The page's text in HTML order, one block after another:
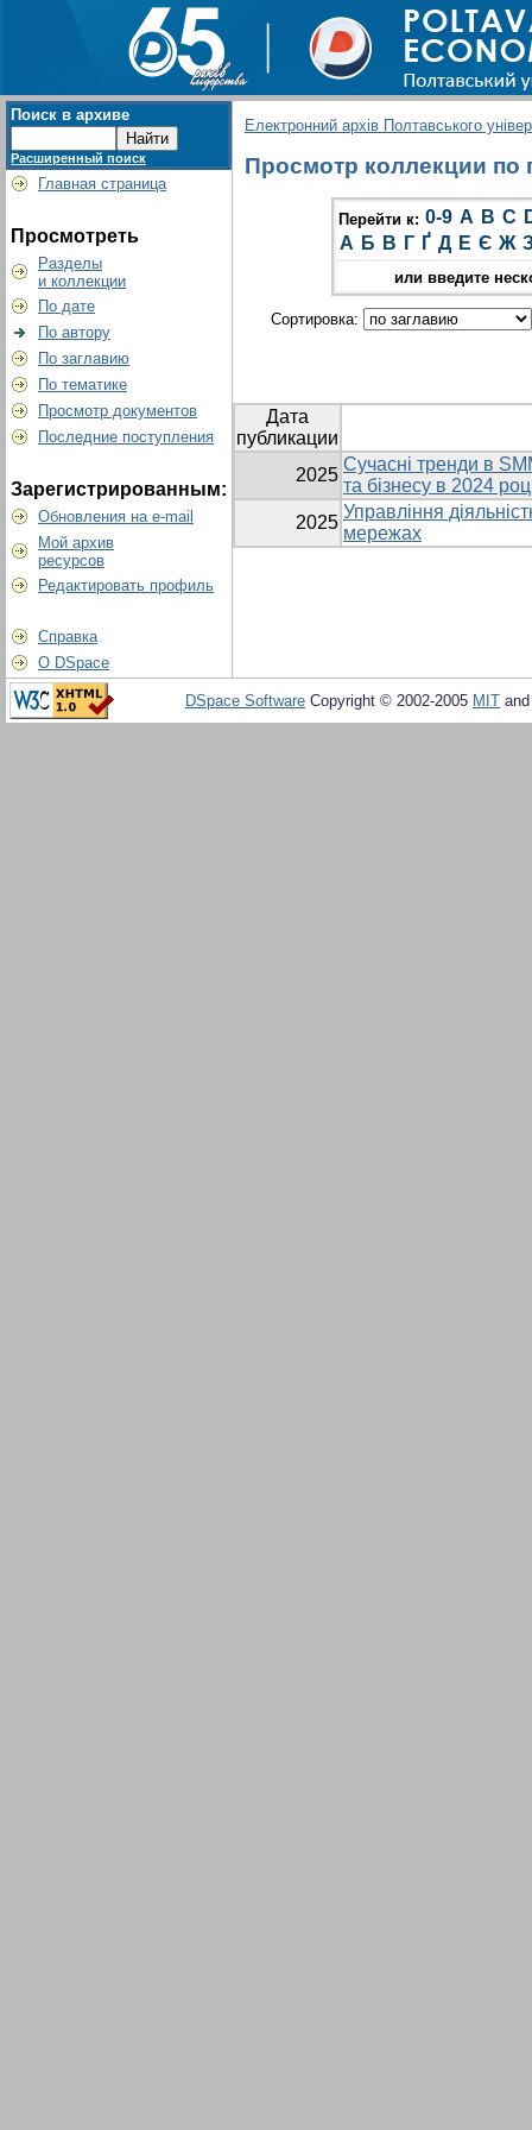
Поиск в архиве
Расширенный поиск
Главная страница
Просмотреть
Разделы
и коллекции
По дате
По автору
По заглавию
По тематике
Просмотр документов
Последние поступления
Зарегистрированным:
Обновления на e-mail
Мой архив
ресурсов
Редактировать профиль
Справка
О DSpace
Електронний архів Полтавського
Просмотр коллекции по
Перейти к: 0-9 A B C
А Б В Г Ґ Д Е Є Ж
или введите
Сортировка:
Дата
публикации
2025
Cучасні тренди в
та бізнесу в 2024
2025
Управління
мережах
DSpace Software Copyright © 2002-2005 MIT